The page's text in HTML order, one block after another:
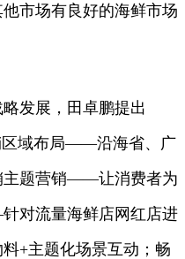
市场有良好的海鲜市场
发展，田卓鹏提出
区域布局——沿海省、广
主题营销——让消费者为
对流量海鲜店网红店进
+主题化场景互动；畅